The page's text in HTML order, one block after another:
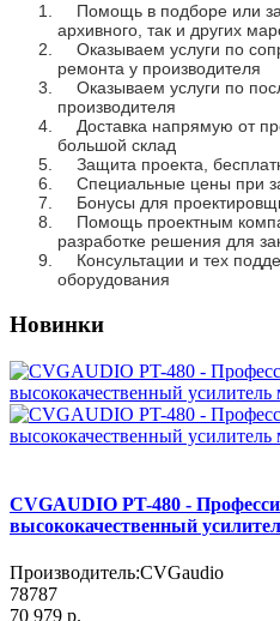
Помощь в подборе или
архивного, так и других
Оказываем услуги по
ремонта у производителя
Оказываем услуги по
производителя
Доставка напрямую от
большой склад
Защита проекта,
Специальные цены при
Бонусы для
Помощь проектным
разработке решения для
Консультации и тех
оборудования
Новинки
CVGAUDIO PT-480 -
высококачественный
Производитель:CVGaudio
78787
70 979 р.